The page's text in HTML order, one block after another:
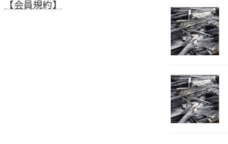
【会員規約】